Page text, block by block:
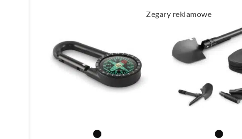
Zegary reklamowe